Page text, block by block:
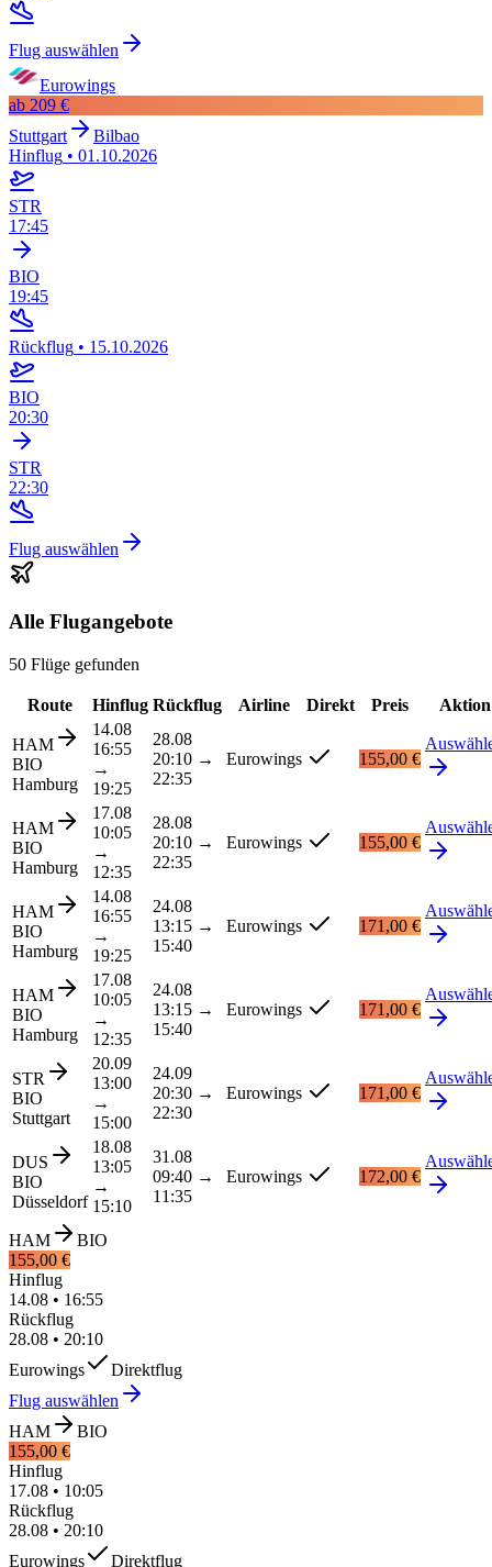
Flug auswählen
Eurowings
ab 209 €
Stuttgart
Bilbao
Hinflug • 01.10.2026
STR
17:45
BIO
19:45
Rückflug • 15.10.2026
BIO
20:30
STR
22:30
Flug auswählen
Alle Flugangebote
50 Flüge gefunden
Route Hinflug Rückflug Airline Direkt Preis Aktion
HAM
BIO
Hamburg
14.08
16:55
→
19:25
28.08
20:10 →
22:35
Eurowings 155,00 €
HAM
BIO
Hamburg
17.08
10:05
→
12:35
28.08
20:10 →
22:35
Eurowings 155,00 €
HAM
BIO
Hamburg
14.08
16:55
→
19:25
24.08
13:15 →
15:40
Eurowings 171,00 €
HAM
BIO
Hamburg
17.08
10:05
→
12:35
24.08
13:15 →
15:40
Eurowings 171,00 €
STR
BIO
Stuttgart
20.09
13:00
→
15:00
24.09
20:30 →
22:30
Eurowings 171,00 €
DUS
BIO
Düsseldorf
18.08
13:05
→
15:10
31.08
09:40 →
11:35
Eurowings 172,00 €
HAM
BIO
155,00 €
Hinflug
14.08 • 16:55
Rückflug
28.08 • 20:10
Eurowings
Direktflug
Flug auswählen
HAM
BIO
155,00 €
Hinflug
17.08 • 10:05
Rückflug
28.08 • 20:10
Eurowings
Direktflug